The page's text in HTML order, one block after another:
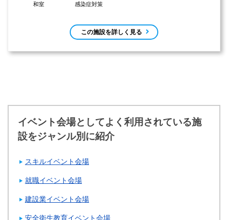
和室 感染症対策
この施設を詳しく見る
イベント会場としてよく利用されている施
設をジャンル別に紹介
スキルイベント会場
就職イベント会場
建設業イベント会場
安全衛生教育イベント会場